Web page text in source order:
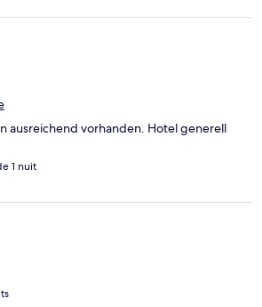
ausreichend vorhanden. Hotel generell
1 nuit